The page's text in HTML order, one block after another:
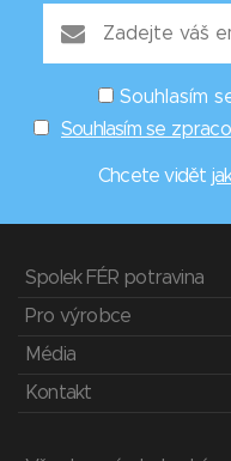
Souhlasím
Souhlasím se
Chcete vidět
Spolek FÉR potravina
Pro výrobce
Média
Kontakt